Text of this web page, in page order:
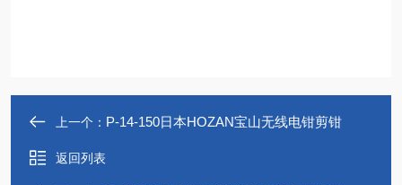
上一个： P-14-150日本HOZAN宝山无线电钳剪钳
返回列表